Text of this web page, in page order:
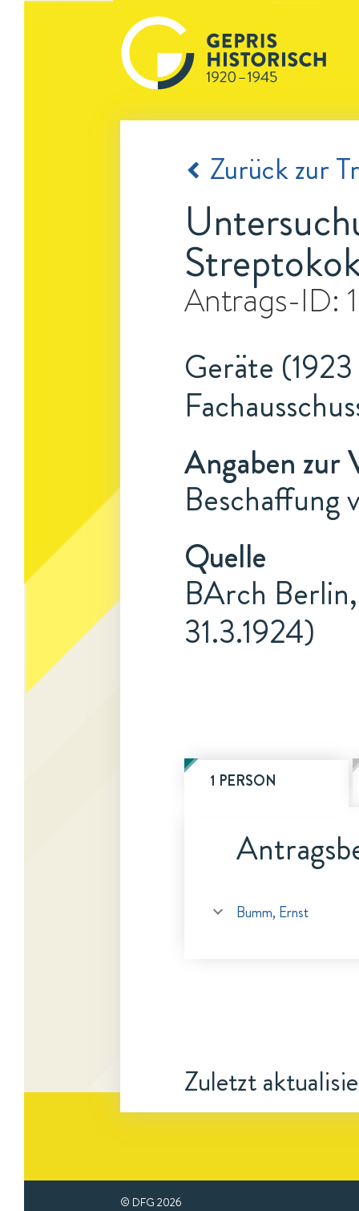
Zurück zur
Antrags-ID:
Geräte
Angaben zur
Beschaffung
Quelle
BArch
31.3.1924)
1 PERSON
Bumm, Ernst
Zuletzt
© DFG 2026